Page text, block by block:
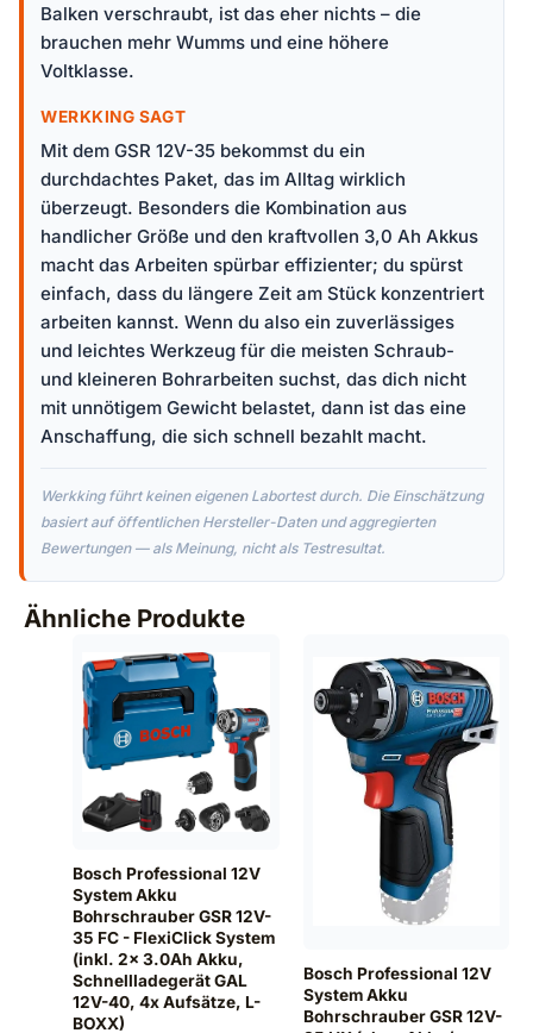
Balken verschraubt, ist das eher nichts – die
brauchen mehr Wumms und eine höhere
Voltklasse.
WERKKING SAGT
Mit dem GSR 12V-35 bekommst du ein
durchdachtes Paket, das im Alltag wirklich
überzeugt. Besonders die Kombination aus
handlicher Größe und den kraftvollen 3,0 Ah Akkus
macht das Arbeiten spürbar effizienter; du spürst
einfach, dass du längere Zeit am Stück konzentriert
arbeiten kannst. Wenn du also ein zuverlässiges
und leichtes Werkzeug für die meisten Schraub-
und kleineren Bohrarbeiten suchst, das dich nicht
mit unnötigem Gewicht belastet, dann ist das eine
Anschaffung, die sich schnell bezahlt macht.
Werkking führt keinen eigenen Labortest durch. Die Einschätzung
basiert auf öffentlichen Hersteller-Daten und aggregierten
Bewertungen — als Meinung, nicht als Testresultat.
Ähnliche Produkte
Bosch Professional 12V
System Akku
Bohrschrauber GSR 12V-
35 FC - FlexiClick System
(inkl. 2x 3.0Ah Akku,
Schnellladegerät GAL
12V-40, 4x Aufsätze, L-
BOXX)
Bosch Professional 12V
System Akku
Bohrschrauber GSR 12V-